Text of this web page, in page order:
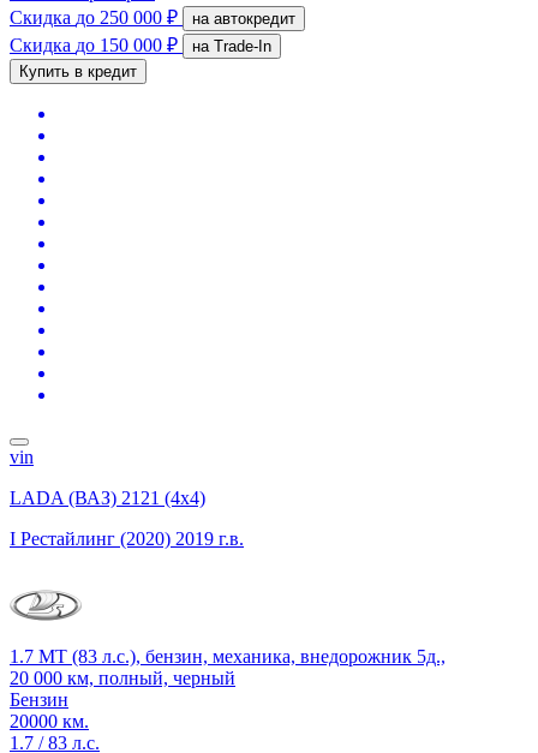
Скидка до 250 000 ₽ на автокредит
Скидка до 150 000 ₽
на Trade-In
Купить в кредит
vin
LADA (ВАЗ) 2121 (4x4)
I Рестайлинг (2020) 2019 г.в.
1.7 MT (83 л.с.), бензин, механика, внедорожник 5д.,
20 000 км, полный, черный
Бензин
20000 км.
1.7 / 83 л.с.